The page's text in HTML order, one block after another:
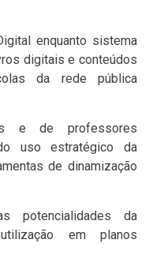
enquanto sistema
digitais e conteúdos
da rede pública
e de professores
uso estratégico da
de dinamização
potencialidades da
em planos